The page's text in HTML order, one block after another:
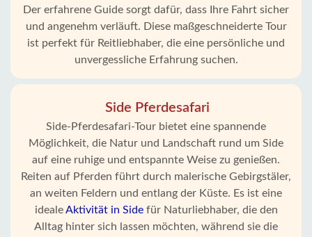
Der erfahrene Guide sorgt dafür, dass Ihre Fahrt sicher
und angenehm verläuft. Diese maßgeschneiderte Tour
ist perfekt für Reitliebhaber, die eine persönliche und
unvergessliche Erfahrung suchen.
Side Pferdesafari
Side-Pferdesafari-Tour bietet eine spannende
Möglichkeit, die Natur und Landschaft rund um Side
auf eine ruhige und entspannte Weise zu genießen.
Reiten auf Pferden führt durch malerische Gebirgstäler,
an weiten Feldern und entlang der Küste. Es ist eine
idealeAktivität in Sidefür Naturliebhaber, die den
Alltag hinter sich lassen möchten, während sie die